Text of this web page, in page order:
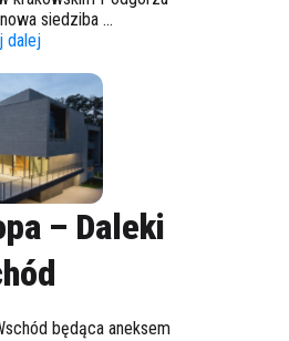
siedziba ...
dalej
– Daleki
będąca aneksem